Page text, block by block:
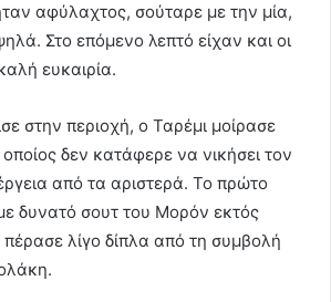
αφύλαχτος, σούταρε με την μία,
Στο επόμενο λεπτό είχαν και οι
ευκαιρία.
στην περιοχή, ο Ταρέμι μοίρασε
δεν κατάφερε να νικήσει τον
από τα αριστερά. Το πρώτο
δυνατό σουτ του Μορόν εκτός
πέρασε λίγο δίπλα από τη συμβολή